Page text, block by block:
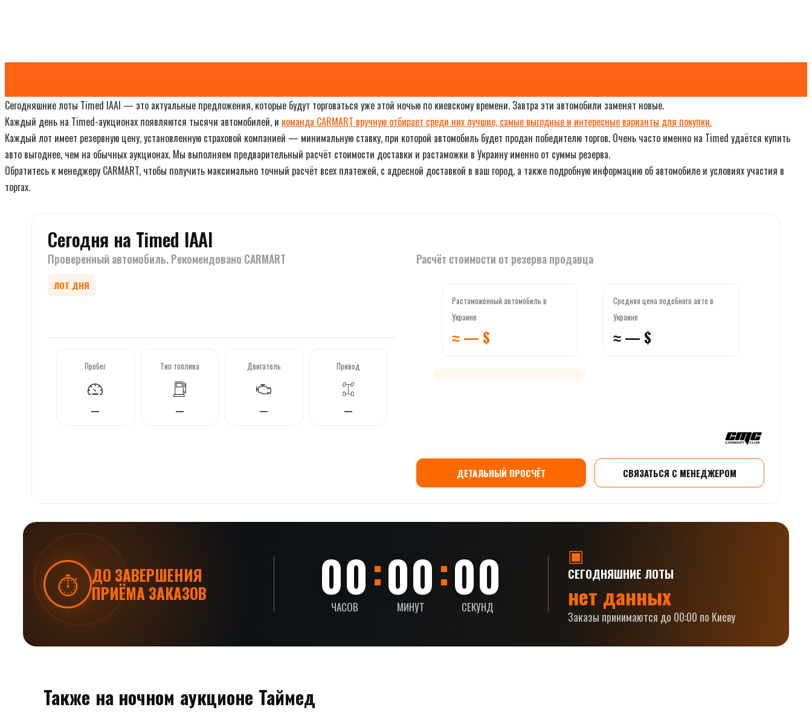
Сегодняшние лоты Timed IAAI — это актуальные предложения, которые будут торговаться уже этой ночью по киевскому времени. Завтра эти автомобили заменят новые.
Каждый день на Timed-аукционах появляются тысячи автомобилей, и команда CARMART вручную отбирает среди них лучшие, самые выгодные и интересные варианты для покупки.
Каждый лот имеет резервную цену, установленную страховой компанией — минимальную ставку, при которой автомобиль будет продан победителю торгов. Очень часто именно на Timed удаётся купить
авто выгоднее, чем на обычных аукционах. Мы выполняем предварительный расчёт стоимости доставки и растаможки в Украину именно от суммы резерва.
Обратитесь к менеджеру CARMART, чтобы получить максимально точный расчёт всех платежей, с адресной доставкой в ваш город, а также подробную информацию об автомобиле и условиях участия в
торгах.
Сегодня на Timed IAAI
Проверенный автомобиль. Рекомендовано CARMART
ЛОТ ДНЯ
‹
Пробег
—
Тип топлива
—
Двигатель
—
Привод
—
Расчёт стоимости от резерва продавца
Растаможенный автомобиль в
Украине
≈ — $
Средняя цена подобного авто в
Украине
≈ — $
ДЕТАЛЬНЫЙ ПРОСЧЁТ СВЯЗАТЬСЯ С МЕНЕДЖЕРОМ
⏱
ДО ЗАВЕРШЕНИЯ
ПРИЁМА ЗАКАЗОВ
00
ЧАСОВ
:00
МИНУТ
:00
СЕКУНД
▣
СЕГОДНЯШНИЕ ЛОТЫ
нет данных
Заказы принимаются до 00:00 по Киеву
Также на ночном аукционе Таймед